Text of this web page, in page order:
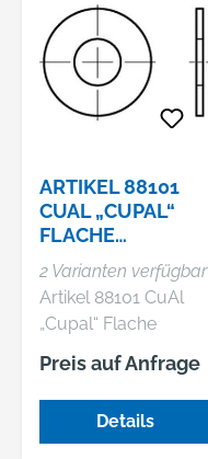
ARTIKEL 88101
CUAL „CUPAL“
FLACHE
SCHEIBEN /
„CUPAL“-
SCHEIBEN
2 Varianten verfügbar
Artikel 88101 CuAl
„Cupal“ Flache
Scheiben / „Cupal“-
Scheiben
Preis auf Anfrage
Details